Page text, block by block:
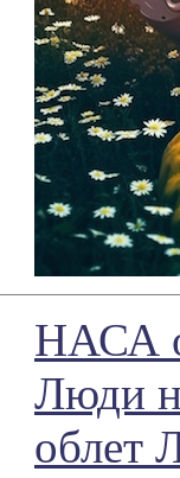
НАСА
Люди
облет